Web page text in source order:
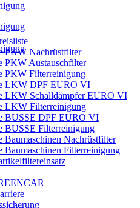
PKW Nachrüstfilter
PKW Austauschfilter
PKW Filterreinigung
LKW DPF EURO VI
LKW Schalldämpfer EURO VI
LKW Filterreinigung
BUSSE DPF EURO VI
BUSSE Filterreinigung
Baumaschinen Nachrüstfilter
Baumaschinen Filterreinigung